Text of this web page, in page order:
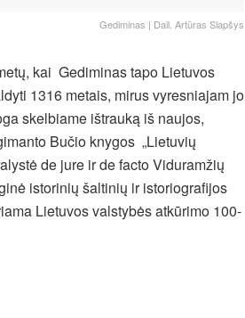
Gediminas | Dail. Artūras Slapšys
kai Gediminas tapo Lietuvos
1316 metais, mirus vyresniajam jo
skelbiame ištrauką iš naujos,
Bučio knygos „Lietuvių
de jure ir de facto Viduramžių
istorinių šaltinių ir istoriografijos
Lietuvos valstybės atkūrimo 100-